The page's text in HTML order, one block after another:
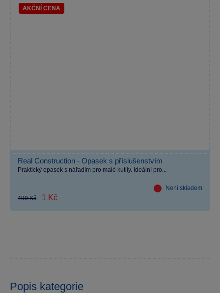
AKČNÍ CENA
Real Construction - Opasek s příslušenstvím
Praktický opasek s nářadím pro malé kutily. Ideální pro...
Není skladem
499 Kč
1 Kč
Popis kategorie